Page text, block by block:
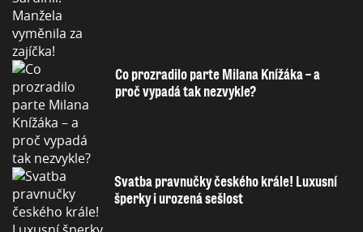
Co prozradilo parte Milana Knížáka – a
proč vypadá tak nezvykle?
Svatba pravnučky českého krále! Luxusní
šperky i urozená sešlost